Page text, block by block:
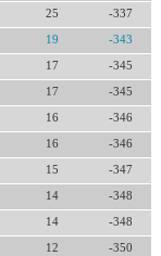
25 -337
19 -343
17 -345
17 -345
16 -346
16 -346
15 -347
14 -348
14 -348
12 -350